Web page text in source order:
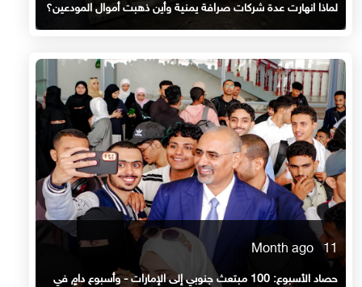
لماذا انهارت عدة شركات صرافة يمنية وأين ذهبت أموال المودعين؟
11 Month ago
حصاد الأسبوع: 100 مبتعث جنوبي إلى الإمارات - وأسبوع دامٍ في